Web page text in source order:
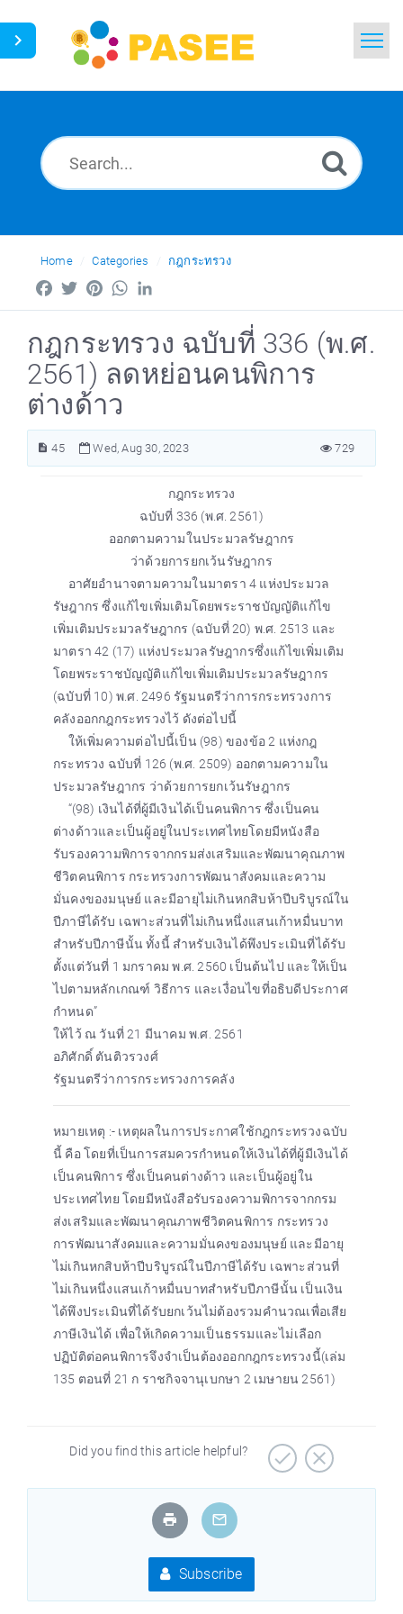
News
Ask a Question
Home Categories กฎกระทรวง
FacebookTwitterPinterestWhatsApp
กฎกระทรวง ฉบับที่ 336 (พ.ศ.
2561) ลดหย่อนคนพิการ
ต่างด้าว
45 Wed, Aug 30, 2023 729
กฎกระทรวง
ฉบับที่ 336 (พ.ศ. 2561)
ออกตามความในประมวลรัษฎากร
ว่าด้วยการยกเว้นรัษฎากร
อาศัยอำนาจตามความในมาตรา 4 แห่งประมวล
รัษฎากร ซึ่งแก้ไขเพิ่มเติมโดยพระราชบัญญัติแก้ไข
เพิ่มเติมประมวลรัษฎากร (ฉบับที่ 20) พ.ศ. 2513 และ
มาตรา 42 (17) แห่งประมวลรัษฎากรซึ่งแก้ไขเพิ่มเติม
โดยพระราชบัญญัติแก้ไขเพิ่มเติมประมวลรัษฎากร
(ฉบับที่ 10) พ.ศ. 2496 รัฐมนตรีว่าการกระทรวงการ
คลังออกกฎกระทรวงไว้ ดังต่อไปนี้
ให้เพิ่มความต่อไปนี้เป็น (98) ของข้อ 2 แห่งกฎ
กระทรวง ฉบับที่ 126 (พ.ศ. 2509) ออกตามความใน
ประมวลรัษฎากร ว่าด้วยการยกเว้นรัษฎากร
“(98) เงินได้ที่ผู้มีเงินได้เป็นคนพิการ ซึ่งเป็นคน
ต่างด้าวและเป็นผู้อยู่ในประเทศไทยโดยมีหนังสือ
รับรองความพิการจากกรมส่งเสริมและพัฒนาคุณภาพ
ชีวิตคนพิการ กระทรวงการพัฒนาสังคมและความ
มั่นคงของมนุษย์ และมีอายุไม่เกินหกสิบห้าปีบริบูรณ์ใน
ปีภาษีได้รับ เฉพาะส่วนที่ไม่เกินหนึ่งแสนเก้าหมื่นบาท
สำหรับปีภาษีนั้น ทั้งนี้ สำหรับเงินได้พึงประเมินที่ได้รับ
ตั้งแต่วันที่ 1 มกราคม พ.ศ. 2560 เป็นต้นไป และให้เป็น
ไปตามหลักเกณฑ์ วิธีการ และเงื่อนไขที่อธิบดีประกาศ
กำหนด”
ให้ไว้ ณ วันที่ 21 มีนาคม พ.ศ. 2561
อภิศักดิ์ ตันติวรวงศ์
รัฐมนตรีว่าการกระทรวงการคลัง
หมายเหตุ :- เหตุผลในการประกาศใช้กฎกระทรวงฉบับ
นี้ คือ โดยที่เป็นการสมควรกำหนดให้เงินได้ที่ผู้มีเงินได้
เป็นคนพิการ ซึ่งเป็นคนต่างด้าว และเป็นผู้อยู่ใน
ประเทศไทย โดยมีหนังสือรับรองความพิการจากกรม
ส่งเสริมและพัฒนาคุณภาพชีวิตคนพิการ กระทรวง
การพัฒนาสังคมและความมั่นคงของมนุษย์ และมีอายุ
ไม่เกินหกสิบห้าปีบริบูรณ์ในปีภาษีได้รับ เฉพาะส่วนที่
ไม่เกินหนึ่งแสนเก้าหมื่นบาทสำหรับปีภาษีนั้น เป็นเงิน
ได้พึงประเมินที่ได้รับยกเว้นไม่ต้องรวมคำนวณเพื่อเสีย
ภาษีเงินได้ เพื่อให้เกิดความเป็นธรรมและไม่เลือก
ปฏิบัติต่อคนพิการจึงจำเป็นต้องออกกฎกระทรวงนี้(เล่ม
135 ตอนที่ 21 ก ราชกิจจานุเบกษา 2 เมษายน 2561)
Did you find this article helpful?
Subscribe